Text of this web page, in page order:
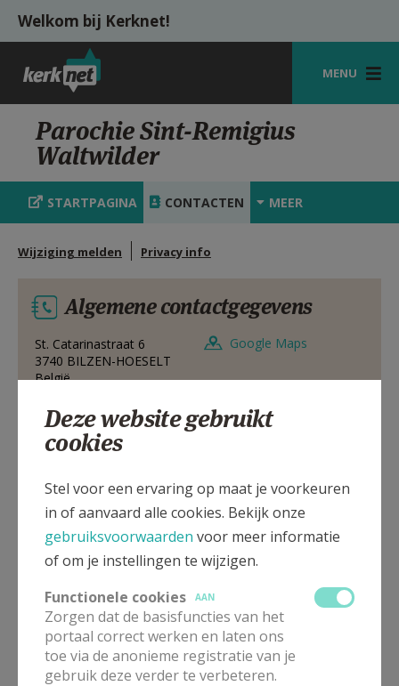
Overslaan en naar de inhoud gaan
Welkom bij Kerknet!
MENU
STARTPAGINA
KERK
VIERINGEN
HULP
MIJN PAROCHIE
AANMELDEN OF REGISTREREN
Parochie Sint-Remigius
Waltwilder
STARTPAGINA CONTACTEN MEER
Wijziging melden Privacy info
Algemene contactgegevens
St. Catarinastraat 6
3740 BILZEN-HOESELT
België
Google Maps
Deze website gebruikt
cookies
Stel voor een ervaring op maat je voorkeuren
in of aanvaard alle cookies. Bekijk onze
gebruiksvoorwaarden voor meer informatie
of om je instellingen te wijzigen.
Functionele cookies
AAN
Zorgen dat de basisfuncties van het
portaal correct werken en laten ons
toe via de anonieme registratie van je
gebruik deze verder te verbeteren.